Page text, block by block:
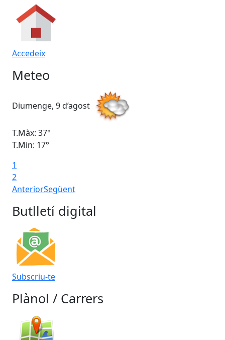
Accedeix
Meteo
Diumenge, 9 d’agost
T.Màx: 37°
T.Min: 17°
1
2
AnteriorSegüent
Butlletí digital
Subscriu-te
Plànol / Carrers